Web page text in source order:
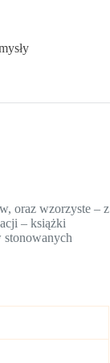
oraz wzorzyste – z
– książki
stonowanych